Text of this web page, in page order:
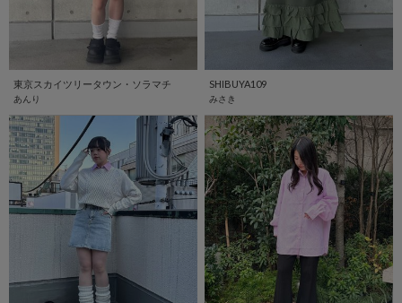
東京スカイツリータウン・ソラマチ
あんり
SHIBUYA109
みさき